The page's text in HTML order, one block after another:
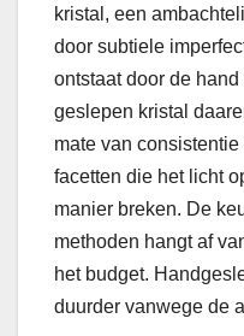
kristal, een
door subtiele
ontstaat door de
geslepen kristal
mate van
facetten die het licht
manier breken. De
methoden hangt af
het budget.
duurder vanwege de